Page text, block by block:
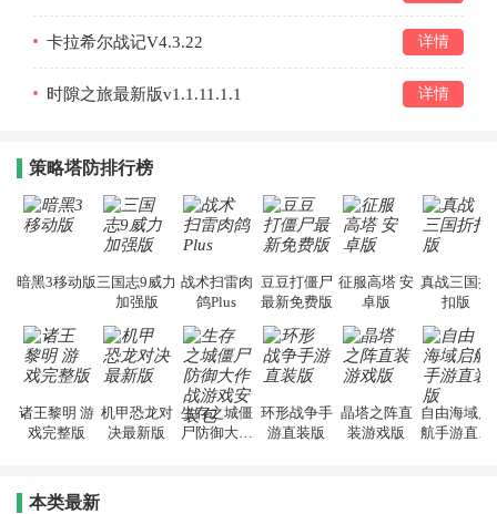
卡拉希尔战记V4.3.22 详情
时隙之旅最新版v1.1.11.1.1 详情
策略塔防排行榜
暗黑3移动版三国志9威力
加强版
战术扫雷肉
鸽Plus
豆豆打僵尸
最新免费版
征服高塔 安
卓版
真战三国折
扣版
诸王黎明 游
戏完整版
机甲恐龙对
决最新版
生存之城僵
尸防御大作
环形战争手
游直装版
晶塔之阵直
装游戏版
自由海域启
航手游直装
本类最新